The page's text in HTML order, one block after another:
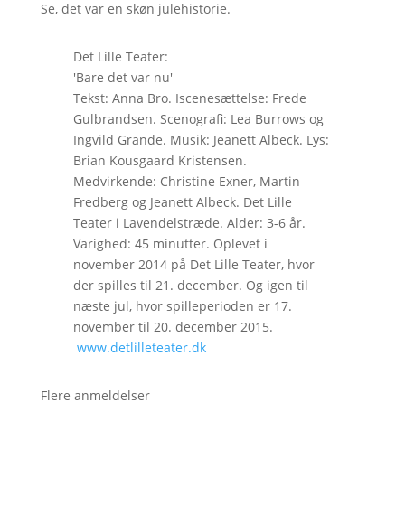
Se, det var en skøn julehistorie.
Det Lille Teater:
'Bare det var nu'
Tekst: Anna Bro. Iscenesættelse: Frede
Gulbrandsen. Scenografi: Lea Burrows og
Ingvild Grande. Musik: Jeanett Albeck. Lys:
Brian Kousgaard Kristensen.
Medvirkende: Christine Exner, Martin
Fredberg og Jeanett Albeck. Det Lille
Teater i Lavendelstræde. Alder: 3-6 år.
Varighed: 45 minutter. Oplevet i
november 2014 på Det Lille Teater, hvor
der spilles til 21. december. Og igen til
næste jul, hvor spilleperioden er 17.
november til 20. december 2015.
www.detlilleteater.dk
Flere anmeldelser